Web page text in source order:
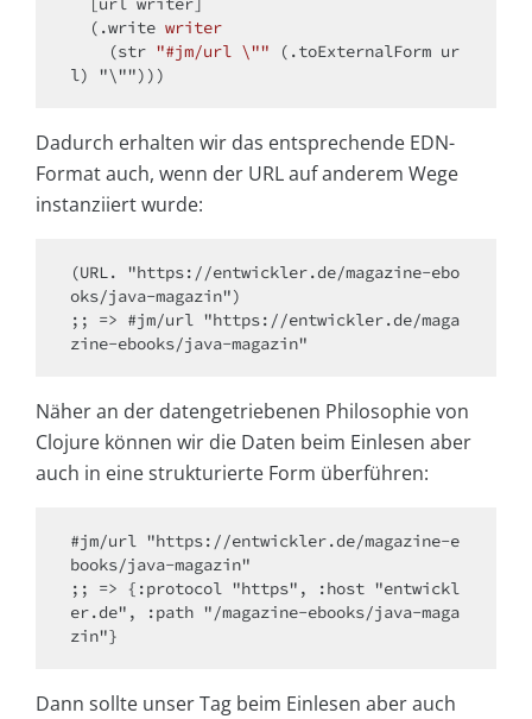
  (.
write writer
(str "#jm/url \"" (.toExternalForm ur
l)
Dadurch erhalten wir das entsprechende EDN-
Format auch, wenn der URL auf anderem Wege
instanziiert wurde:
(URL. "https://entwickler.de/magazine-ebo
oks/java-magazin")
;; => #jm/url "https://entwickler.de/maga
Näher an der datengetriebenen Philosophie von
Clojure können wir die Daten beim Einlesen aber
auch in eine strukturierte Form überführen:
#jm/url "https://entwickler.de/magazine-e
books/java-magazin"
;; => {:protocol "https", :host "entwickl
er.de", :path "/magazine-ebooks/java-maga
Dann sollte unser Tag beim Einlesen aber auch